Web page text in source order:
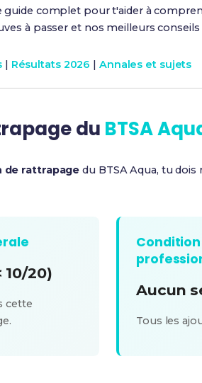
guide complet pour t'aider à
à passer et nos meilleurs
| Résultats 2026 | Annales et sujets
du BTSA
de rattrapage du BTSA Aqua, tu dois
20)
cette
Condition
Aucun
Tous les